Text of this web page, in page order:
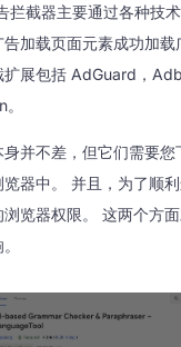
拦截器主要通过各种技
告加载页面元素成功加载
扩展包括 AdGuard，
并不差，但它们需要您
器中。 并且，为了顺
览器权限。 这两个方